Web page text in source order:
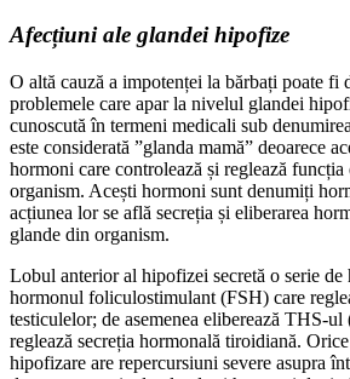
Afecțiuni ale glandei hipofize
O altă cauză a impotenței la bărbați poate fi
problemele care apar la nivelul glandei
cunoscută în termeni medicali sub
este considerată ”glanda mamă” deoarece
hormoni care controlează și reglează
organism. Acești hormoni sunt denumiți
acțiunea lor se află secreția și eliberarea
glande din organism.
Lobul anterior al hipofizei secretă o serie
hormonul foliculostimulant (FSH) care
testiculelor; de asemenea eliberează THS-
reglează secreția hormonală tiroidiană.
hipofizare are repercursiuni severe asupra